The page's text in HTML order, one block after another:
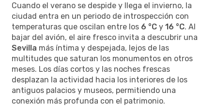
Cuando el verano se despide y llega el invierno, la
ciudad entra en un periodo de introspección con
temperaturas que oscilan entre los 6 °C y 16 °C. Al
bajar del avión, el aire fresco invita a descubrir una
Sevilla más íntima y despejada, lejos de las
multitudes que saturan los monumentos en otros
meses. Los días cortos y las noches frescas
desplazan la actividad hacia los interiores de los
antiguos palacios y museos, permitiendo una
conexión más profunda con el patrimonio.